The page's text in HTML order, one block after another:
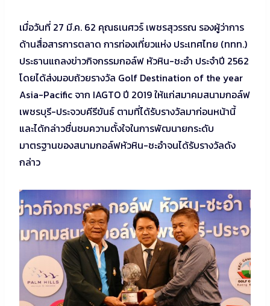
เมื่อวันที่ 27 มี.ค. 62 คุณธเนศวร์ เพชรสุวรรณ รองผู้ว่าการ
ด้านสื่อสารการตลาด การท่องเที่ยวแห่ง ประเทศไทย (ททท.)
ประธานแถลงข่าวกิจกรรมกอล์ฟ หัวหิน-ชะอํา ประจําปี 2562
โดยได้ส่งมอบถ้วยรางวัล Golf Destination of the year
Asia-Pacific จาก IAGTO ปี 2019 ให้แก่สมาคมสนามกอล์ฟ
เพชรบุรี-ประจวบคีรีขันธ์ ตามที่ได้รับรางวัลมาก่อนหน้านี้
และได้กล่าวชื่นชมความตั้งใจในการพัฒนายกระดับ
มาตรฐานของสนามกอล์ฟหัวหิน-ชะอําจนได้รับรางวัลดัง
กล่าว